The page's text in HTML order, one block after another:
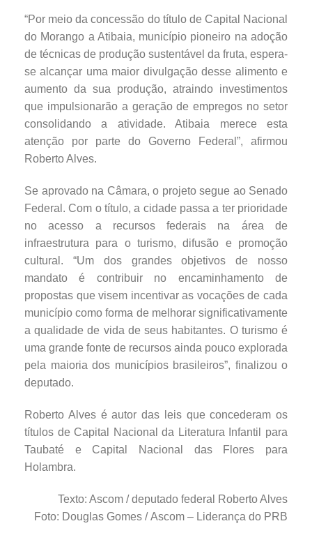
“Por meio da concessão do título de Capital Nacional
do Morango a Atibaia, município pioneiro na adoção
de técnicas de produção sustentável da fruta, espera-
se alcançar uma maior divulgação desse alimento e
aumento da sua produção, atraindo investimentos
que impulsionarão a geração de empregos no setor
consolidando a atividade. Atibaia merece esta
atenção por parte do Governo Federal”, afirmou
Roberto Alves.
Se aprovado na Câmara, o projeto segue ao Senado
Federal. Com o título, a cidade passa a ter prioridade
no acesso a recursos federais na área de
infraestrutura para o turismo, difusão e promoção
cultural. “Um dos grandes objetivos de nosso
mandato é contribuir no encaminhamento de
propostas que visem incentivar as vocações de cada
município como forma de melhorar significativamente
a qualidade de vida de seus habitantes. O turismo é
uma grande fonte de recursos ainda pouco explorada
pela maioria dos municípios brasileiros”, finalizou o
deputado.
Roberto Alves é autor das leis que concederam os
títulos de Capital Nacional da Literatura Infantil para
Taubaté e Capital Nacional das Flores para
Holambra.
Texto: Ascom / deputado federal Roberto Alves
Foto: Douglas Gomes / Ascom – Liderança do PRB